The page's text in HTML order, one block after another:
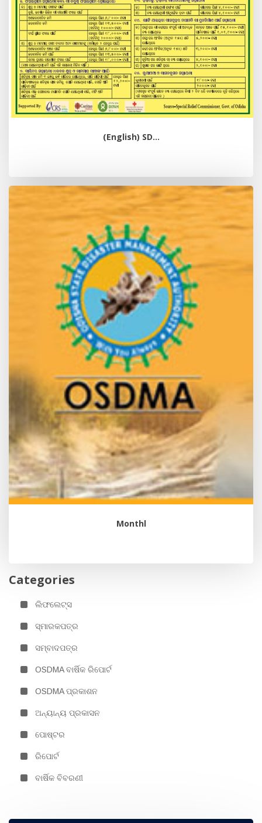
(English) SD...
Monthl
Categories
ଲିଫଲେଟ୍ସ
ସ୍ମାରକପତ୍ର
ସମ୍ବାଦପତ୍ର
OSDMA ବାର୍ଷିକ ରିପୋର୍ଟ
OSDMA ପ୍ରକାଶନ
ଅନ୍ୟାନ୍ୟ ପ୍ରକାସନ
ପୋଷ୍ଟର
ରିପୋର୍ଟ
ବାର୍ଷିକ ବିବରଣୀ